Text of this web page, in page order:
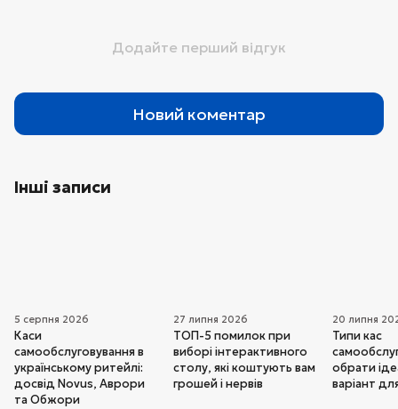
Додайте перший відгук
Новий коментар
Інші записи
5 серпня 2026
Каси
самообслуговування в
українському ритейлі:
досвід Novus, Аврори
та Обжори
27 липня 2026
ТОП-5 помилок при
виборі інтерактивного
столу, які коштують вам
грошей і нервів
20 липня
Типи кас
обрати
варіант